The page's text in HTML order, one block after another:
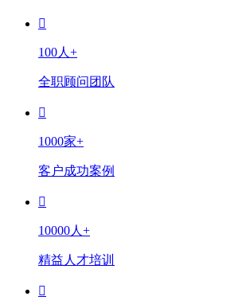
100人+
全职顾问团队
1000家+
客户成功案例
10000人+
精益人才培训